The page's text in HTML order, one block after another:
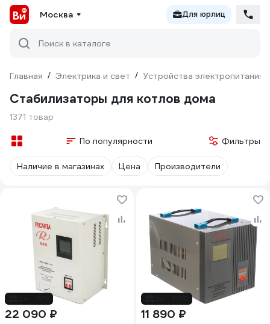
Москва Для юрлиц
Поиск в каталоге
Главная / Электрика и свет / Устройства электропитания
Стабилизаторы для котлов дома
1371 товар
По популярности Фильтры
Наличие в магазинах Цена Производители
22 090 ₽ 11 890 ₽